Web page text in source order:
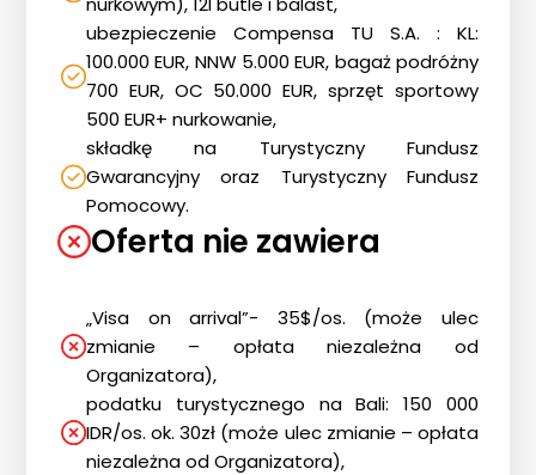
ubezpieczenie Compensa TU S.A. : KL:
100.000 EUR, NNW 5.000 EUR, bagaż podróżny
700 EUR, OC 50.000 EUR, sprzęt sportowy
500 EUR+ nurkowanie,
składkę na Turystyczny Fundusz
Gwarancyjny oraz Turystyczny Fundusz
Pomocowy.
Oferta nie zawiera
„Visa on arrival”- 35$/os. (może ulec
zmianie – opłata niezależna od
Organizatora),
podatku turystycznego na Bali: 150 000
IDR/os. ok. 30zł (może ulec zmianie – opłata
niezależna od Organizatora),